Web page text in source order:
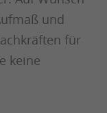
und
für
keine